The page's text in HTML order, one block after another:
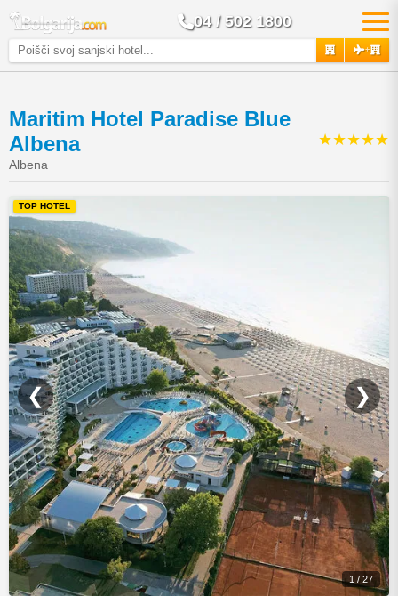
04 / 502 1800
+
Maritim Hotel Paradise Blue
Albena
Albena
★★★★★
❮ ❯
1 / 27
TOP HOTEL